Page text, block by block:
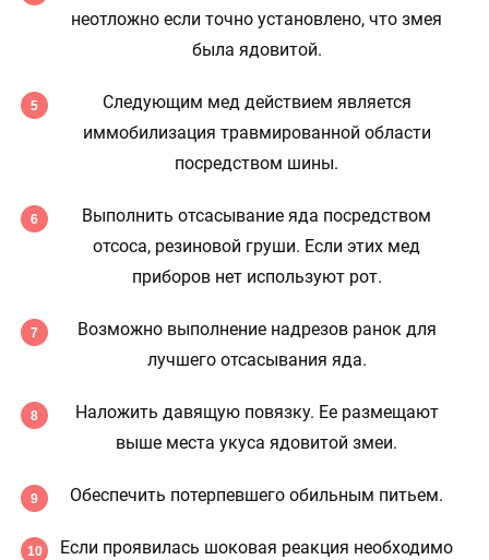
неотложно если точно установлено, что змея
была ядовитой.
Следующим мед действием является
иммобилизация травмированной области
посредством шины.
Выполнить отсасывание яда посредством
отсоса, резиновой груши. Если этих мед
приборов нет используют рот.
Возможно выполнение надрезов ранок для
лучшего отсасывания яда.
Наложить давящую повязку. Ее размещают
выше места укуса ядовитой змеи.
Обеспечить потерпевшего обильным питьем.
Если проявилась шоковая реакция необходимо